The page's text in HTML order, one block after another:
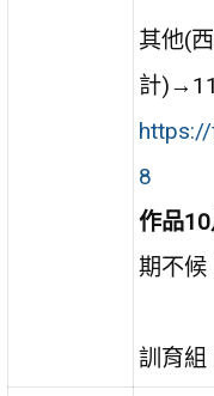
其他(
計
8
作品
期不候
訓育組